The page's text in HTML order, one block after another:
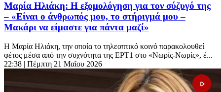
Μαρία Ηλιάκη: Η εξομολόγηση για τον σύζυγό της
– «Είναι ο άνθρωπός μου, το στήριγμά μου –
Μακάρι να είμαστε για πάντα μαζί»
Η Μαρία Ηλιάκη, την οποία το τηλεοπτικό κοινό παρακολουθεί
φέτος μέσα από την συχνότητα της ΕΡΤ1 στο «Νωρίς-Νωρίς», έ...
22:38 | Πέμπτη 21 Μαΐου 2026